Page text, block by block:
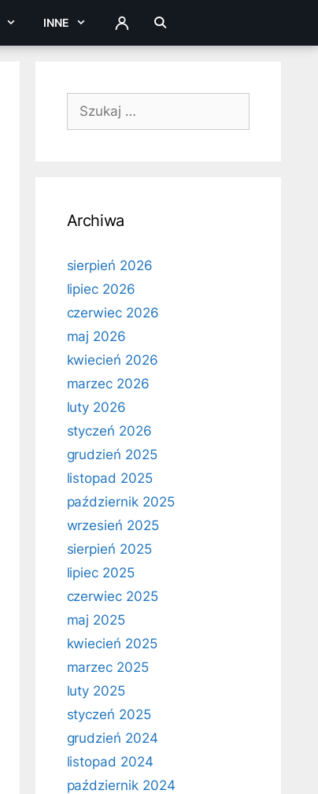
INNE ZALOGUJ
Szukaj:
Archiwa
sierpień 2026
lipiec 2026
czerwiec 2026
maj 2026
kwiecień 2026
marzec 2026
luty 2026
styczeń 2026
grudzień 2025
listopad 2025
październik 2025
wrzesień 2025
sierpień 2025
lipiec 2025
czerwiec 2025
maj 2025
kwiecień 2025
marzec 2025
luty 2025
styczeń 2025
grudzień 2024
listopad 2024
październik 2024